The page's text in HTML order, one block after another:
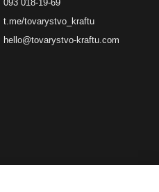
093 018-19-69
t.me/tovarystvo_kraftu
hello@tovarystvo-kraftu.com